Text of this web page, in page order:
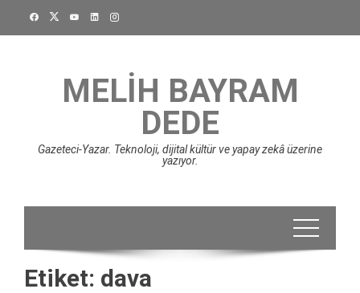
MELIH BAYRAM
DEDE
Gazeteci-Yazar. Teknoloji, dijital kültür ve yapay zekâ üzerine
yazıyor.
Etiket: dava